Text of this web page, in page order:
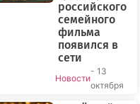
российского
семейного
фильма
появился в
сети
Новости
- 13
октября